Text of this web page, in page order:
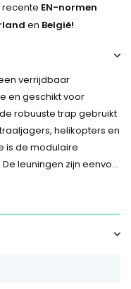
EN-normen
en België!
verrijdbaar
en geschikt voor
robuuste trap gebruikt
helikopters en
is de modulaire
leuningen zijn eenvo...